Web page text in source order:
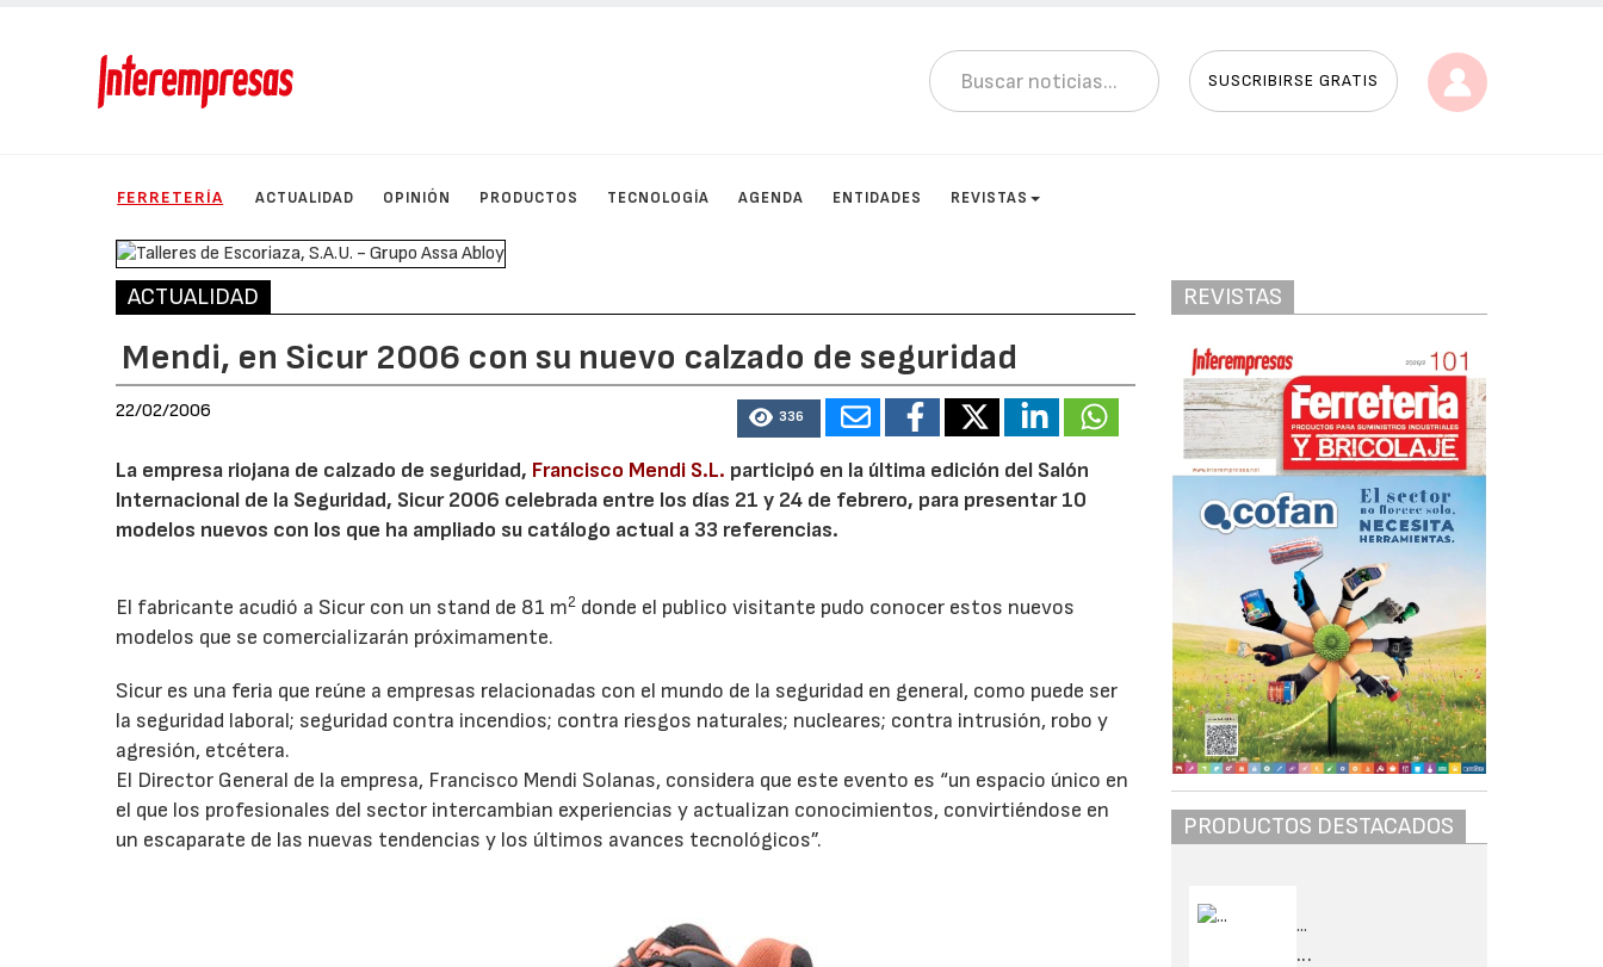
SUSCRIBIRSE GRATIS
FERRETERÍA ACTUALIDAD OPINIÓN PRODUCTOS TECNOLOGÍA AGENDA ENTIDADES REVISTAS
ACTUALIDAD
Mendi, en Sicur 2006 con su nuevo calzado de seguridad
22/02/2006 336
La empresa riojana de calzado de seguridad, Francisco Mendi S.L. participó en la última edición del Salón
Internacional de la Seguridad, Sicur 2006 celebrada entre los días 21 y 24 de febrero, para presentar 10
modelos nuevos con los que ha ampliado su catálogo actual a 33 referencias.
El fabricante acudió a Sicur con un stand de 81 m2 donde el publico visitante pudo conocer estos nuevos
modelos que se comercializarán próximamente.
Sicur es una feria que reúne a empresas relacionadas con el mundo de la seguridad en general, como puede ser
la seguridad laboral; seguridad contra incendios; contra riesgos naturales; nucleares; contra intrusión, robo y
agresión, etcétera.
El Director General de la empresa, Francisco Mendi Solanas, considera que este evento es “un espacio único en
el que los profesionales del sector intercambian experiencias y actualizan conocimientos, convirtiéndose en
un escaparate de las nuevas tendencias y los últimos avances tecnológicos”.
REVISTAS
PRODUCTOS DESTACADOS
...
...